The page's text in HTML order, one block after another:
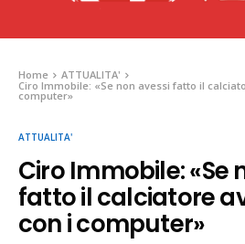
Home
ATTUALITA'
Ciro Immobile: «Se non avessi fatto il
computer»
ATTUALITA'
Ciro Immobile: «Se
fatto il calciatore
con i computer»